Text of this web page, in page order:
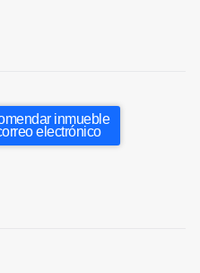
inmueble
electrónico